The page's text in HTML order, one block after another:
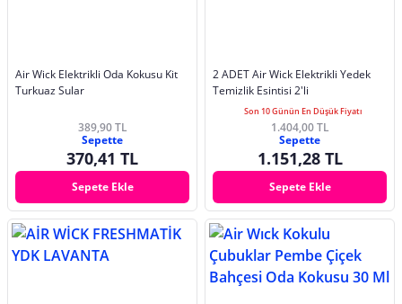
Air Wick Elektrikli Oda Kokusu Kit
Turkuaz Sular
389,90 TL
Sepette
370,41 TL
Sepete Ekle
2 ADET Air Wick Elektrikli Yedek
Temizlik Esintisi 2'li
Son 10 Günün En Düşük Fiyatı
1.404,00 TL
Sepette
1.151,28 TL
Sepete Ekle